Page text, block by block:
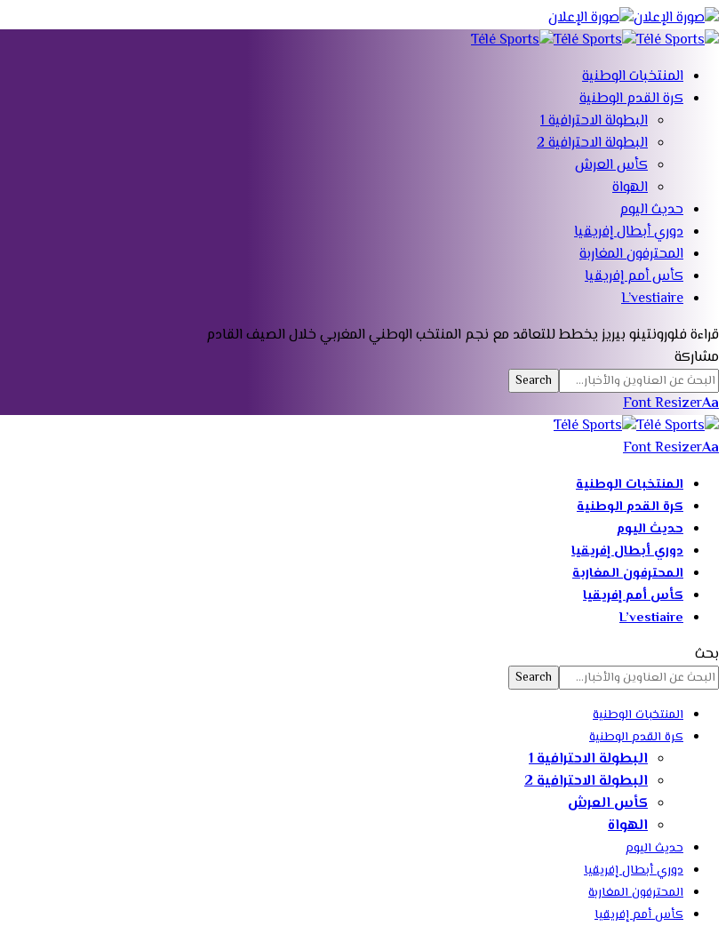
المنتخبات الوطنية
كرة القدم الوطنية
البطولة الاحترافية 1
البطولة الاحترافية 2
كأس العرش
الهواة
حديث اليوم
دوري أبطال إفريقيا
المحترفون المغاربة
كأس أمم إفريقيا
L’vestiaire
قراءةفلورونتينو بيريز يخطط للتعاقد مع نجم المنتخب الوطني المغربي خلال الصيف القادم
مشاركة
Font ResizerAa
Font ResizerAa
المنتخبات الوطنية
كرة القدم الوطنية
حديث اليوم
دوري أبطال إفريقيا
المحترفون المغاربة
كأس أمم إفريقيا
L’vestiaire
بحث
المنتخبات الوطنية
كرة القدم الوطنية
البطولة الاحترافية 1
البطولة الاحترافية 2
كأس العرش
الهواة
حديث اليوم
دوري أبطال إفريقيا
المحترفون المغاربة
كأس أمم إفريقيا